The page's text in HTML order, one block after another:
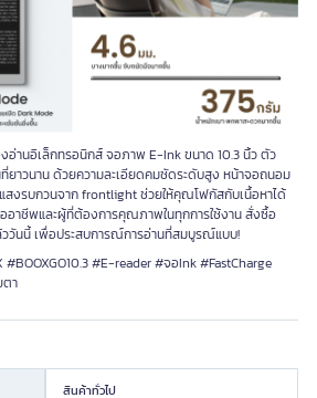
งอ่านอิเล็กทรอนิกส์ จอภาพ E-Ink ขนาด 10.3 นิ้ว ตัว
ยาวนาน ด้วยความละเอียดคมชัดระดับสูง หน้าจอถนอม
สงรบกวนจาก frontlight ช่วยให้คุณโฟกัสกับเนื้อหาได้
อาชีพและผู้ที่ต้องการคุณภาพในทุกการใช้งาน สั่งซื้อ
ววันนี้ เพื่อประสบการณ์การอ่านที่สมบูรณ์แบบ!
#BOOXGO10.3 #E-reader #จอInk #FastCharge
า
สินค้าทั่วไป